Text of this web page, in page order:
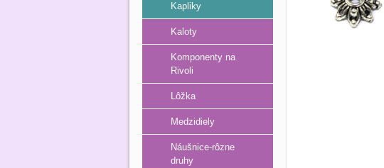
Kapliky
Kaloty
Komponenty na
Rivoli
Lôžka
Medzidiely
Náušnice-rôzne
druhy